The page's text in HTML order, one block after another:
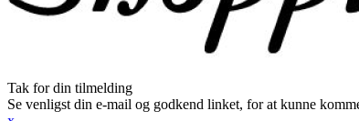
Tak for din tilmelding
Se venligst din e-mail og godkend linket, for at kunne